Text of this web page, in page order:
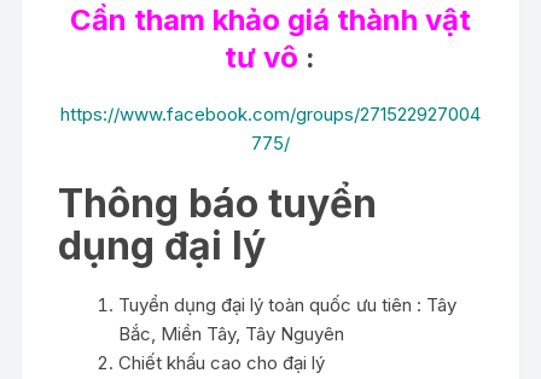
Cần tham khảo giá thành vật
tư vô :
https://www.facebook.com/groups/271522927004
775/
Thông báo tuyển
dụng đại lý
Tuyển dụng đại lý toàn quốc ưu tiên : Tây
Bắc, Miền Tây, Tây Nguyên
Chiết khấu cao cho đại lý